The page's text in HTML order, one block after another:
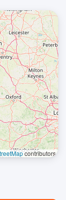
contributors